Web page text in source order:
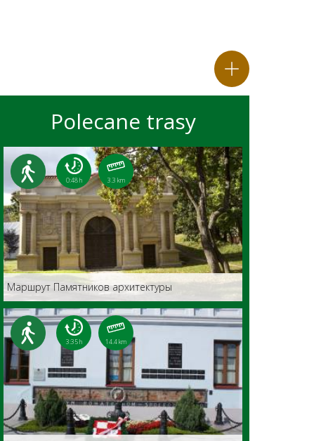
Polecane trasy
0:48 h 3.3 km
Маршрут Памятников архитектуры
3:35 h 14.4 km